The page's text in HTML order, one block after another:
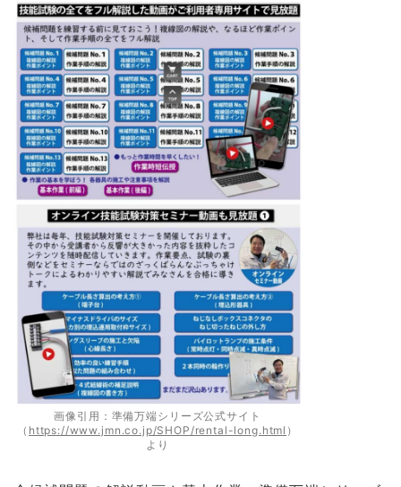
画像引用：準備万端シリーズ公式サイト
（ https://www.jmn.co.jp/SHOP/rental-long.html ）
より